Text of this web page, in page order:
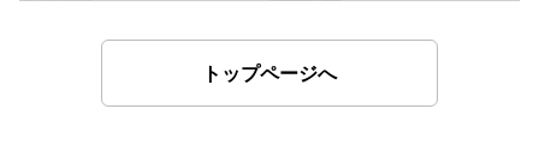
トップページへ